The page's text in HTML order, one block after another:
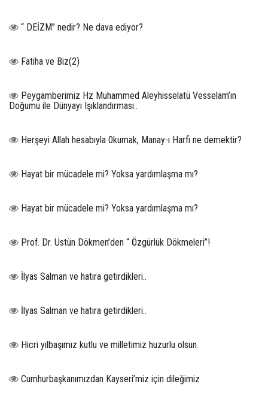
“ DEİZM” nedir? Ne dava ediyor?
Fatiha ve Biz(2)
Peygamberimiz Hz Muhammed Aleyhisselatü Vesselam’ın
Doğumu ile Dünyayı Işıklandırması..
Herşeyi Allah hesabıyla 0kumak, Manay-ı Harfi ne demektir?
Hayat bir mücadele mi? Yoksa yardımlaşma mı?
Hayat bir mücadele mi? Yoksa yardımlaşma mı?
Prof. Dr. Üstün Dökmen’den “ Özgürlük Dökmeleri”!
İlyas Salman ve hatıra getirdikleri..
İlyas Salman ve hatıra getirdikleri..
Hicri yılbaşımız kutlu ve milletimiz huzurlu olsun.
Cumhurbaşkanımızdan Kayseri’miz için dileğimiz